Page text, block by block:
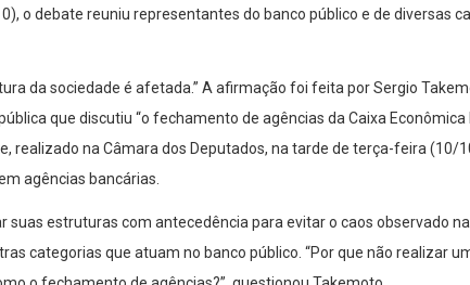
o debate reuniu representantes do banco público e de diversas
da sociedade é afetada.” A afirmação foi feita por Sergio
que discutiu “o fechamento de agências da Caixa
realizado na Câmara dos Deputados, na tarde de terça-feira
agências bancárias.
estruturas com antecedência para evitar o caos observado
categorias que atuam no banco público. “Por que não realizar